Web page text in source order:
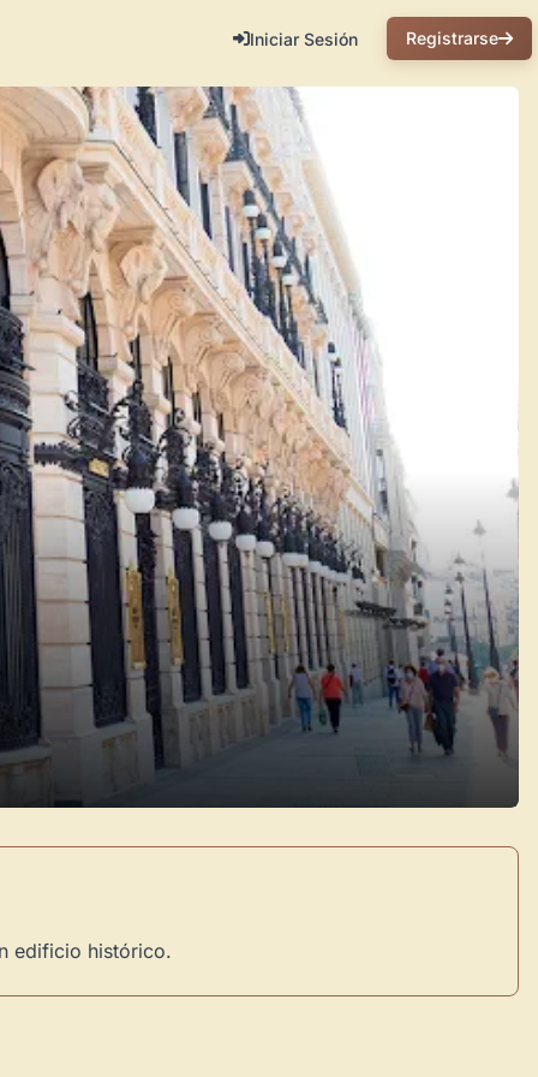
Iniciar Sesión Registrarse
edificio histórico.